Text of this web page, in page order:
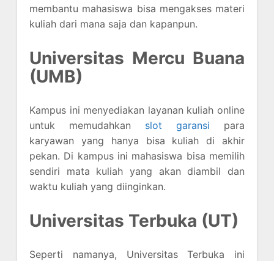
membantu mahasiswa bisa mengakses materi
kuliah dari mana saja dan kapanpun.
Universitas Mercu Buana
(UMB)
Kampus ini menyediakan layanan kuliah online
untuk memudahkan slot garansi para
karyawan yang hanya bisa kuliah di akhir
pekan. Di kampus ini mahasiswa bisa memilih
sendiri mata kuliah yang akan diambil dan
waktu kuliah yang diinginkan.
Universitas Terbuka (UT)
Seperti namanya, Universitas Terbuka ini